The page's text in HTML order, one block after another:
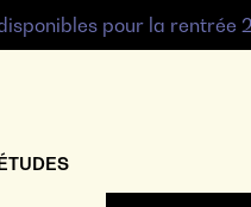
pour la rentrée